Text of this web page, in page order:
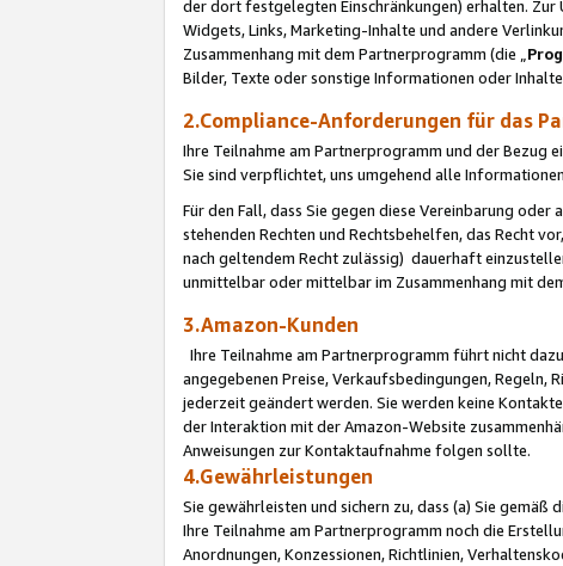
der dort festgelegten Einschränkungen) erhalten.
Widgets, Links, Marketing-Inhalte und andere
Zusammenhang mit dem Partnerprogramm (die „
Bilder, Texte oder sonstige Informationen oder
2.Compliance-Anforderungen für das
Ihre Teilnahme am Partnerprogramm und der Bezug
Sie sind verpflichtet, uns umgehend alle
Für den Fall, dass Sie gegen diese Vereinbarung
stehenden Rechten und Rechtsbehelfen, das Recht
nach geltendem Recht zulässig) dauerhaft
unmittelbar oder mittelbar im Zusammenhang mit
3.Amazon-Kunden
Ihre Teilnahme am Partnerprogramm führt nicht
angegebenen Preise, Verkaufsbedingungen, Regeln,
jederzeit geändert werden. Sie werden keine
der Interaktion mit der Amazon-Website
Anweisungen zur Kontaktaufnahme folgen sollte.
4.Gewährleistungen
Sie gewährleisten und sichern zu, dass (a) Sie
Ihre Teilnahme am Partnerprogramm noch die
Anordnungen, Konzessionen, Richtlinien,